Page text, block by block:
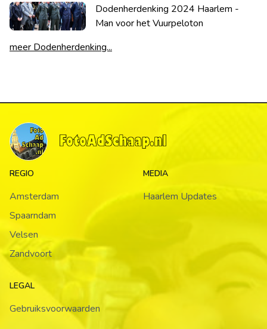
Dodenherdenking 2024 Haarlem -
Man voor het Vuurpeloton
meer Dodenherdenking...
REGIO
Amsterdam
Spaarndam
Velsen
Zandvoort
MEDIA
Haarlem Updates
LEGAL
Gebruiksvoorwaarden